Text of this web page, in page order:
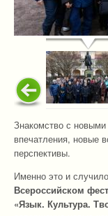
Знакомство с
впечатления, новые
перспективы.
Именно это и
Всероссийском
«Язык. Культура.